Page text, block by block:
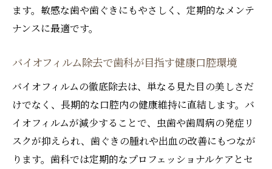
ます。敏感な歯や歯ぐきにもやさしく、定期的なメンテ
ナンスに最適です。
バイオフィルム除去で歯科が目指す健康口腔環境
バイオフィルムの徹底除去は、単なる見た目の美しさだ
けでなく、長期的な口腔内の健康維持に直結します。バ
イオフィルムが減少することで、虫歯や歯周病の発症リ
スクが抑えられ、歯ぐきの腫れや出血の改善にもつなが
ります。歯科では定期的なプロフェッショナルケアとセ